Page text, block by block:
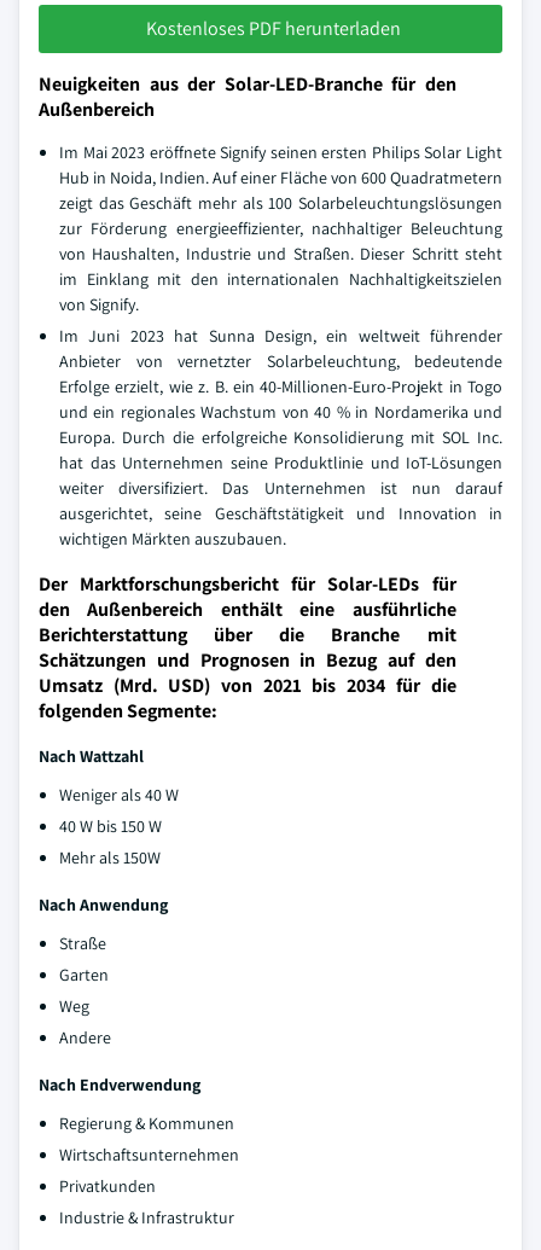
Kostenloses PDF herunterladen
Neuigkeiten aus der Solar-LED-Branche für den
Außenbereich
Im Mai 2023 eröffnete Signify seinen ersten Philips Solar Light
Hub in Noida, Indien. Auf einer Fläche von 600 Quadratmetern
zeigt das Geschäft mehr als 100 Solarbeleuchtungslösungen
zur Förderung energieeffizienter, nachhaltiger Beleuchtung
von Haushalten, Industrie und Straßen. Dieser Schritt steht
im Einklang mit den internationalen Nachhaltigkeitszielen
von Signify.
Im Juni 2023 hat Sunna Design, ein weltweit führender
Anbieter von vernetzter Solarbeleuchtung, bedeutende
Erfolge erzielt, wie z. B. ein 40-Millionen-Euro-Projekt in Togo
und ein regionales Wachstum von 40 % in Nordamerika und
Europa. Durch die erfolgreiche Konsolidierung mit SOL Inc.
hat das Unternehmen seine Produktlinie und IoT-Lösungen
weiter diversifiziert. Das Unternehmen ist nun darauf
ausgerichtet, seine Geschäftstätigkeit und Innovation in
wichtigen Märkten auszubauen.
Der Marktforschungsbericht für Solar-LEDs für
den Außenbereich enthält eine ausführliche
Berichterstattung über die Branche mit
Schätzungen und Prognosen in Bezug auf den
Umsatz (Mrd. USD) von 2021 bis 2034 für die
folgenden Segmente:
Nach Wattzahl
Weniger als 40 W
40 W bis 150 W
Mehr als 150W
Nach Anwendung
Straße
Garten
Weg
Andere
Nach Endverwendung
Regierung & Kommunen
Wirtschaftsunternehmen
Privatkunden
Industrie & Infrastruktur